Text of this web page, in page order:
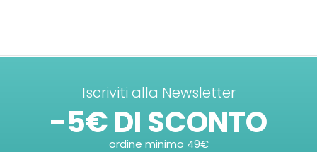
Iscriviti alla Newsletter
-5€ DI SCONTO
ordine minimo 49€